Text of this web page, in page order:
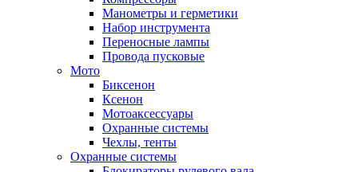
Манометры и герметики
Набор инструмента
Переносные лампы
Провода пусковые
Мото
Биксенон
Ксенон
Мотоаксессуары
Охранные системы
Чехлы, тенты
Охранные системы